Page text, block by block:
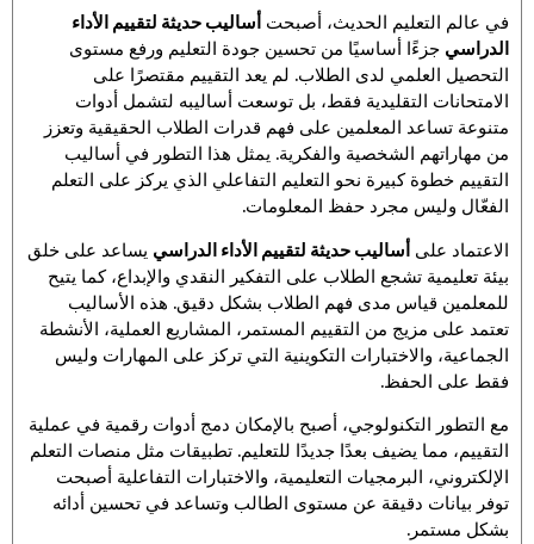
في عالم التعليم الحديث، أصبحت أساليب حديثة لتقييم الأداء
الدراسي جزءًا أساسيًا من تحسين جودة التعليم ورفع مستوى
التحصيل العلمي لدى الطلاب. لم يعد التقييم مقتصرًا على
الامتحانات التقليدية فقط، بل توسعت أساليبه لتشمل أدوات
متنوعة تساعد المعلمين على فهم قدرات الطلاب الحقيقية وتعزز
من مهاراتهم الشخصية والفكرية. يمثل هذا التطور في أساليب
التقييم خطوة كبيرة نحو التعليم التفاعلي الذي يركز على التعلم
الفعّال وليس مجرد حفظ المعلومات.
الاعتماد على أساليب حديثة لتقييم الأداء الدراسي يساعد على خلق
بيئة تعليمية تشجع الطلاب على التفكير النقدي والإبداع، كما يتيح
للمعلمين قياس مدى فهم الطلاب بشكل دقيق. هذه الأساليب
تعتمد على مزيج من التقييم المستمر، المشاريع العملية، الأنشطة
الجماعية، والاختبارات التكوينية التي تركز على المهارات وليس
فقط على الحفظ.
مع التطور التكنولوجي، أصبح بالإمكان دمج أدوات رقمية في عملية
التقييم، مما يضيف بعدًا جديدًا للتعليم. تطبيقات مثل منصات التعلم
الإلكتروني، البرمجيات التعليمية، والاختبارات التفاعلية أصبحت
توفر بيانات دقيقة عن مستوى الطالب وتساعد في تحسين أدائه
بشكل مستمر.